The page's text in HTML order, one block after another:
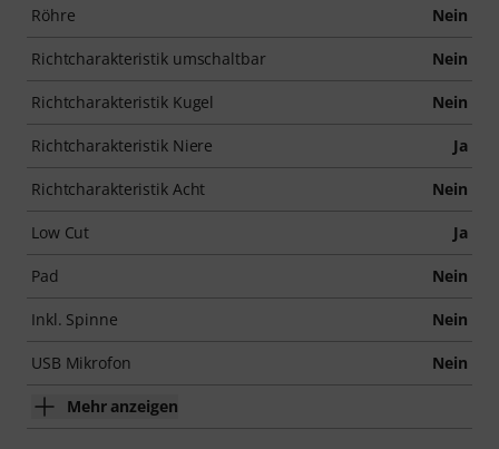
Röhre Nein
Richtcharakteristik umschaltbar Nein
Richtcharakteristik Kugel Nein
Richtcharakteristik Niere Ja
Richtcharakteristik Acht Nein
Low Cut Ja
Pad Nein
Inkl. Spinne Nein
USB Mikrofon Nein
Mehr anzeigen